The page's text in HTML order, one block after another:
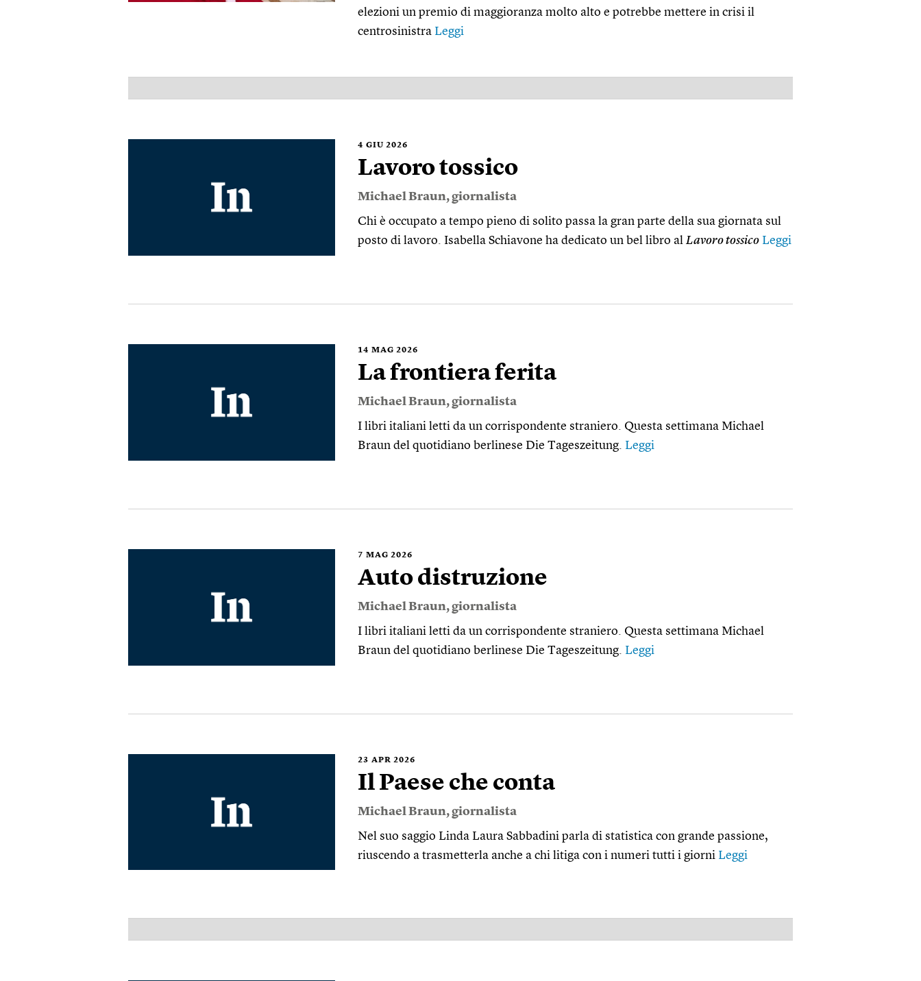
elezioni un premio di maggioranza molto alto e potrebbe mettere in crisi il
centrosinistra Leggi
4 GIU 2026
Lavoro tossico
Michael Braun, giornalista
Chi è occupato a tempo pieno di solito passa la gran parte della sua giornata sul
posto di lavoro. Isabella Schiavone ha dedicato un bel libro al Lavoro tossico Leggi
14 MAG 2026
La frontiera ferita
Michael Braun, giornalista
I libri italiani letti da un corrispondente straniero. Questa settimana Michael
Braun del quotidiano berlinese Die Tageszeitung. Leggi
7 MAG 2026
Auto distruzione
Michael Braun, giornalista
I libri italiani letti da un corrispondente straniero. Questa settimana Michael
Braun del quotidiano berlinese Die Tageszeitung. Leggi
23 APR 2026
Il Paese che conta
Michael Braun, giornalista
Nel suo saggio Linda Laura Sabbadini parla di statistica con grande passione,
riuscendo a trasmetterla anche a chi litiga con i numeri tutti i giorni Leggi